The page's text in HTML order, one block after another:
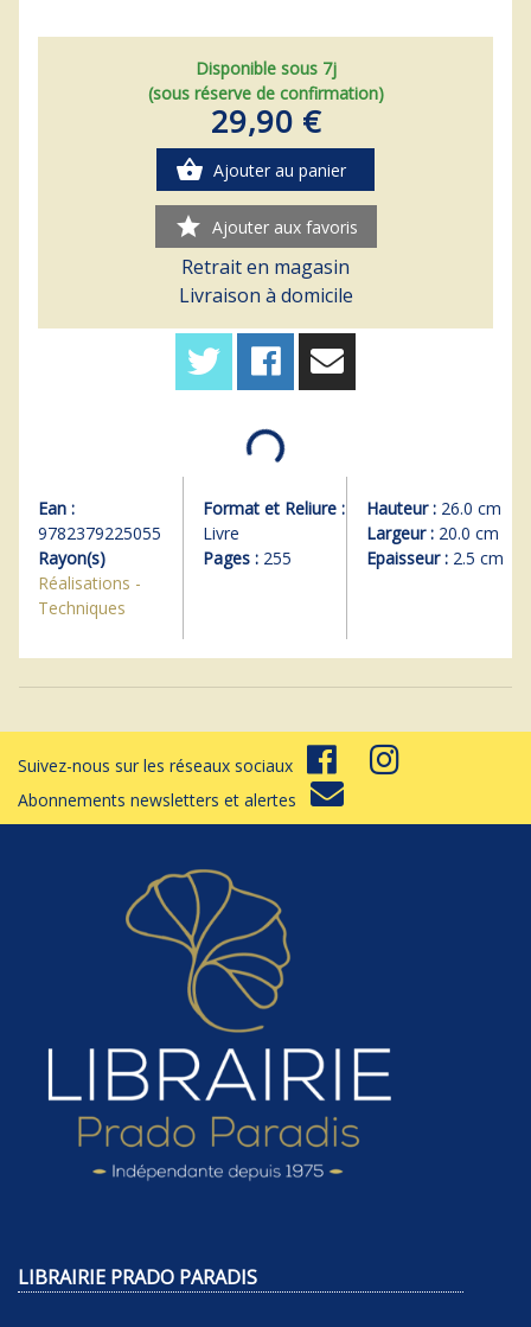
Disponible sous 7j
(sous réserve de confirmation)
29,90 €
shopping_basket Ajouter au panier
star Ajouter aux favoris
Retrait en magasin
Livraison à domicile
Ean :
9782379225055
Rayon(s)
Réalisations -
Techniques
Format et Reliure :
Livre
Pages :255
Hauteur : 26.0 cm
Largeur : 20.0 cm
Epaisseur : 2.5 cm
Suivez-nous sur les réseaux sociaux
Abonnements newsletters et alertes
LIBRAIRIE PRADO PARADIS